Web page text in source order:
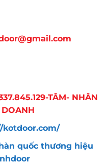
TÂM- NHÂN
m/
quốc thương hiệu